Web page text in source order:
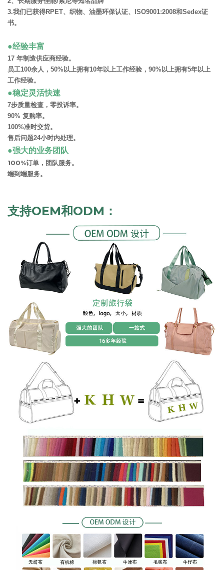
3.我们已获得RPET、织物、油墨环保认证、ISO9001:2008和Sedex证
书。
●经验丰富
17 年制造供应商经验。
员工100余人，50%以上拥有10年以上工作经验，90%以上拥有5年以上
工作经验。
●稳定灵活快速
7步质量检查，零投诉率。
90% 复购率。
100%准时交货。
售后问题24小时内处理。
●强大的业务团队
100%订单，团队服务。
端到端服务。
支持OEM和ODM：